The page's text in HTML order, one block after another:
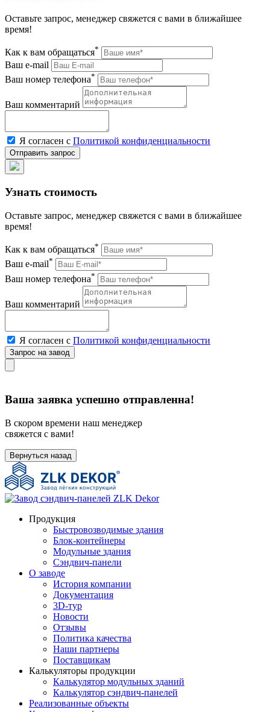
Оставьте запрос, менеджер свяжется с вами в ближайшее
время!
Как к вам обращаться*
Ваш e-mail
Ваш номер телефона*
Ваш комментарий
Я согласен с Политикой конфиденциальности
Узнать стоимость
Оставьте запрос, менеджер свяжется с вами в ближайшее
время!
Как к вам обращаться*
Ваш e-mail*
Ваш номер телефона*
Ваш комментарий
Я согласен с Политикой конфиденциальности
Ваша заявка успешно отправленна!
В скором времени наш менеджер
свяжется с вами!
Вернуться назад
Продукция
Быстровозводимые здания
Блок-контейнеры
Модульные здания
Сэндвич-панели
О заводе
История компании
Документация
3D-тур
Новости
Отзывы
Политика качества
Наши партнеры
Поставщикам
Калькуляторы продукции
Калькулятор модульных зданий
Калькулятор сэндвич-панелей
Реализованные объекты